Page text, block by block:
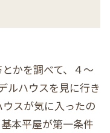
かを調べて、４～
ルハウスを見に行き
スが気に入ったの
本平屋が第一条件